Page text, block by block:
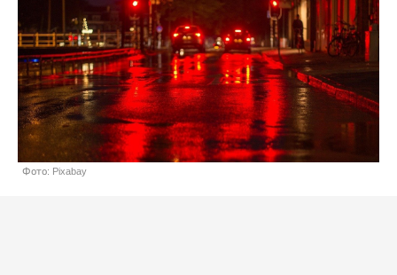
Фото: Pixabay